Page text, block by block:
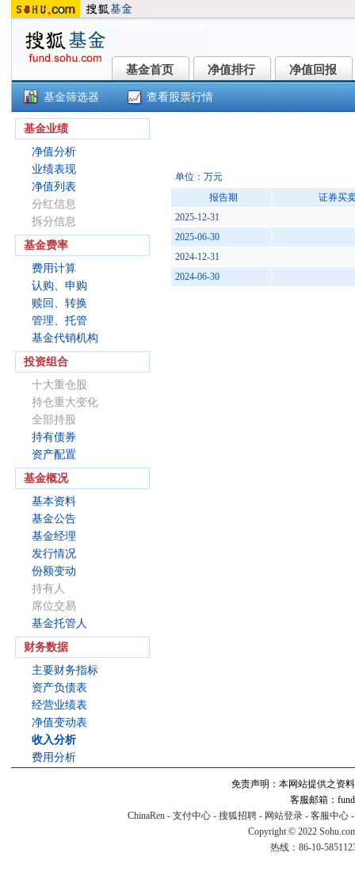
基金首页
基金首页 净值排行
净值排行 净值回报
净值回报
基金筛选器 查看股票行情
基金业绩
净值分析
业绩表现
净值列表
分红信息
拆分信息
基金费率
费用计算
认购、申购
赎回、转换
管理、托管
基金代销机构
投资组合
十大重仓股
持仓重大变化
全部持股
持有债券
资产配置
基金概况
基本资料
基金公告
基金经理
发行情况
份额变动
持有人
席位交易
基金托管人
财务数据
主要财务指标
资产负债表
经营业绩表
净值变动表
收入分析
费用分析
单位：万元
报告期
证券买
2025-12-31
2025-06-30
2024-12-31
2024-06-30
免责声明：本网站提供之资
客服邮箱：
ChinaRen - 支付中心 - 搜狐招聘 - 网站登录 - 客服中心
Copyright © 2022
热线：86-10-